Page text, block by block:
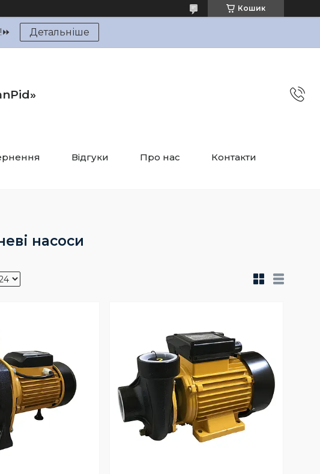
Кошик
Детальніше
Відгуки Про нас Контакти
насоси